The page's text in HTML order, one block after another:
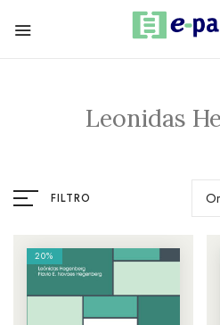
Leonidas
FILTRO
20%